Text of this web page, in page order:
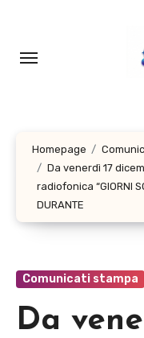
contenuto
Homepage
Da venerdì 17
radiofonica “GIORNI
DURANTE
Comunicati stampa
Da